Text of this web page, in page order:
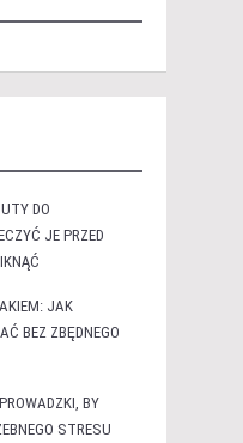
DO
JE PRZED
JAK
BEZ ZBĘDNEGO
BY
STRESU